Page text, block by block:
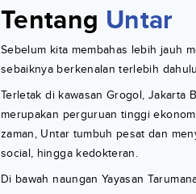
Tentang Untar
Sebelum kita membahas lebih jauh
sebaiknya berkenalan terlebih
Terletak di kawasan Grogol, Jakarta
merupakan perguruan tinggi
zaman, Untar tumbuh pesat dan
social, hingga kedokteran.
Di bawah naungan Yayasan